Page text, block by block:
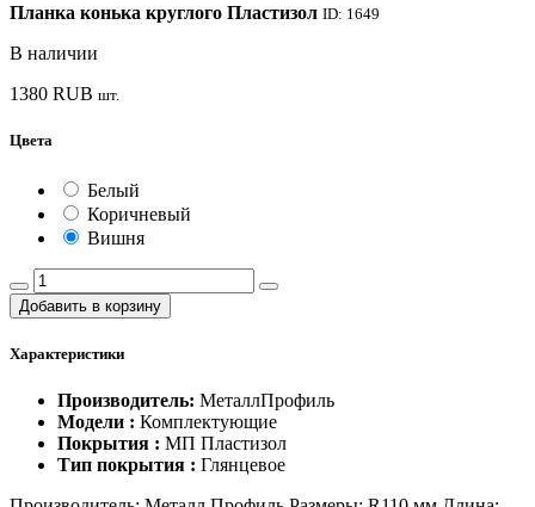
Планка конька круглого Пластизол ID: 1649
В наличии
1380 RUB шт.
Цвета
Белый
Коричневый
Вишня
Добавить в корзину
Характеристики
Производитель: МеталлПрофиль
Модели : Комплектующие
Покрытия : МП Пластизол
Тип покрытия : Глянцевое